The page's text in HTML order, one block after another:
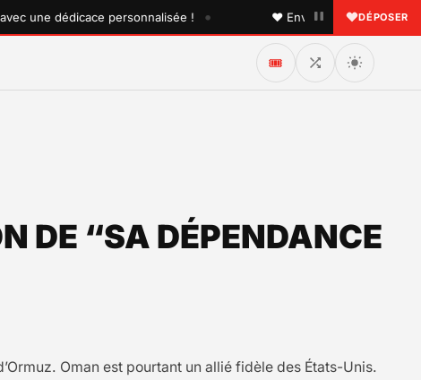
dédicace personnalisée ! • ♥ Envoyez une dédicace à
DÉPOSER
🎟️
DE “SA DÉPENDANCE
Oman est pourtant un allié fidèle des États-Unis.